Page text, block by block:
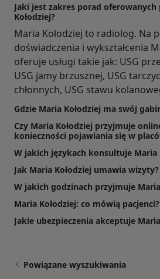
Jaki jest zakres porad oferowanych
Kołodziej?
Maria Kołodziej to radiolog. Na
doświadczenia i wykształcenia
oferuje usługi takie jak: USG
USG jamy brzusznej, USG
chłonnych, USG stawu
Gdzie Maria Kołodziej ma swój
Czy Maria Kołodziej przyjmuje
konieczności pojawiania się w
W jakich językach konsultuje Maria
Jak Maria Kołodziej umawia wizyty?
W jakich godzinach przyjmuje Maria
Maria Kołodziej: co mówią pacjenci?
Jakie ubezpieczenia akceptuje
Powiązane wyszukiwania